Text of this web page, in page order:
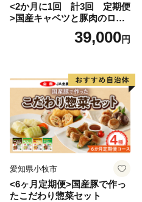
<2か月に1回 計3回 定期便
>国産キャベツと豚肉のロー
ルキャベツ（4P入り）
39,000円
愛知県小牧市
<6ヶ月定期便>国産豚で作っ
たこだわり惣菜セット